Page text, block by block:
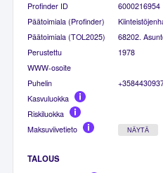
Profinder ID
6000216954
Päätoimiala (Profinder)
Päätoimiala (TOL2025)
68202.
Perustettu
1978
WWW-osoite
Puhelin
Kasvuluokka
Riskiluokka
Maksuviivetieto
NÄYTÄ
TALOUS